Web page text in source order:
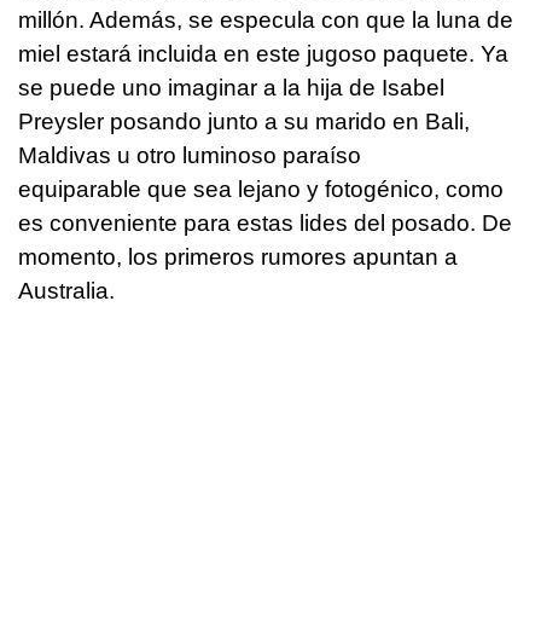
millón. Además, se especula con que la luna de
miel estará incluida en este jugoso paquete. Ya
se puede uno imaginar a la hija de Isabel
Preysler posando junto a su marido en Bali,
Maldivas u otro luminoso paraíso
equiparable que sea lejano y fotogénico, como
es conveniente para estas lides del posado. De
momento, los primeros rumores apuntan a
Australia.